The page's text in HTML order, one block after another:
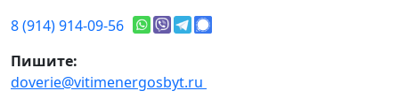
8 (914) 914-09-56
Пишите:
doverie@vitimenergosbyt.ru